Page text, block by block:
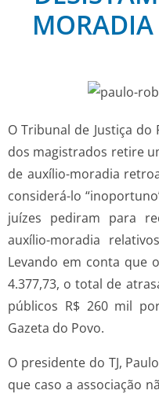
O Tribunal de Justiça do
dos magistrados retire
de auxílio-moradia
considerá-lo
juízes pediram para
auxílio-moradia
Levando em conta que
4.377,73, o total de
públicos R$ 260 mil
Gazeta do Povo.
O presidente do TJ,
que caso a associação